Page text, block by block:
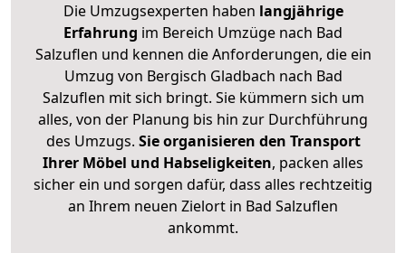
Die Umzugsexperten haben langjährige
Erfahrung im Bereich Umzüge nach Bad
Salzuflen und kennen die Anforderungen, die ein
Umzug von Bergisch Gladbach nach Bad
Salzuflen mit sich bringt. Sie kümmern sich um
alles, von der Planung bis hin zur Durchführung
des Umzugs. Sie organisieren den Transport
Ihrer Möbel und Habseligkeiten, packen alles
sicher ein und sorgen dafür, dass alles rechtzeitig
an Ihrem neuen Zielort in Bad Salzuflen
ankommt.